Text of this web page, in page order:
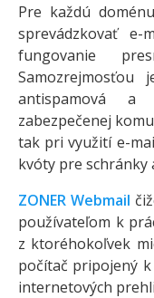
Pre každú
sprevádzkovať
fungovanie
Samozrejmosťou
antispamová a
zabezpečenej
tak pri využití e-
kvóty pre schránky
ZONER Webmail
používateľom k
z ktoréhokoľvek
počítač pripojený
internetových